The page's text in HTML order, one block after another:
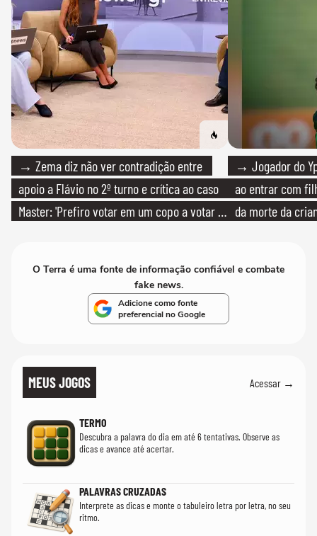
→ Zema diz não ver contradição entre
apoio a Flávio no 2º turno e crítica ao caso
Master: 'Prefiro votar em um copo a votar no
→ Jogador do
ao entrar com
da morte da
O Terra é uma fonte de informação confiável e combate
fake news.
Adicione como fonte
preferencial no Google
MEUS JOGOS Acessar →
TERMO
Descubra a palavra do dia em até 6 tentativas. Observe as
dicas e avance até acertar.
PALAVRAS CRUZADAS
Interprete as dicas e monte o tabuleiro letra por letra, no seu
ritmo.